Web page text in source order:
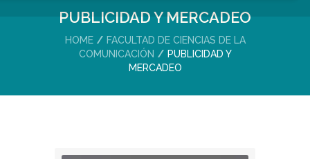
PUBLICIDAD Y MERCADEO
HOME
FACULTAD DE CIENCIAS DE LA
COMUNICACIÓN
PUBLICIDAD Y
MERCADEO